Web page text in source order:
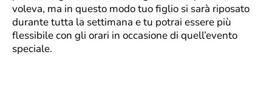
voleva, ma in questo modo tuo figlio si sarà riposato
durante tutta la settimana e tu potrai essere più
flessibile con gli orari in occasione di quell’evento
speciale.